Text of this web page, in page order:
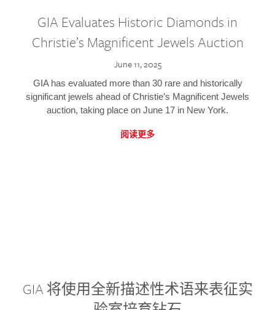
GIA Evaluates Historic Diamonds in
Christie’s Magnificent Jewels Auction
June 11, 2025
GIA has evaluated more than 30 rare and historically
significant jewels ahead of Christie’s Magnificent Jewels
auction, taking place on June 17 in New York.
阅读更多
GIA 将使用全新描述性术语来表征实